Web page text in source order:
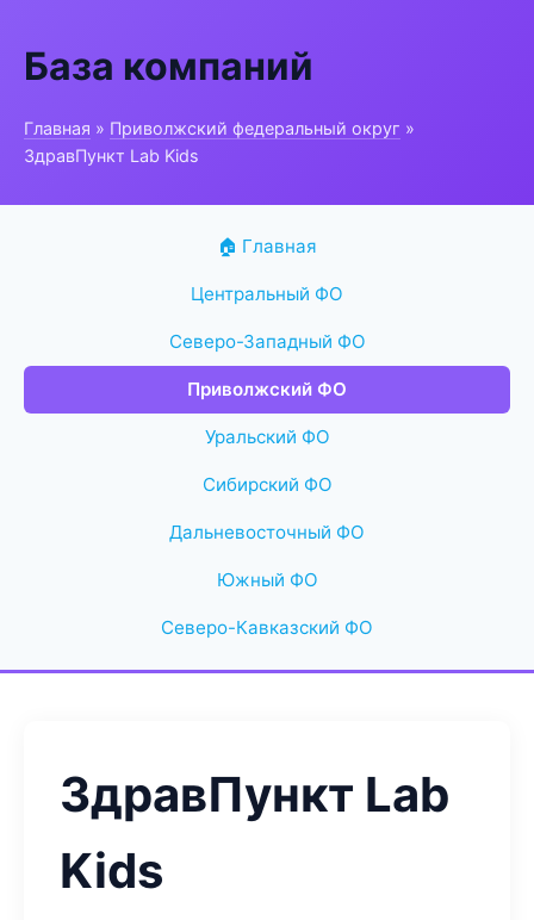
База компаний
Главная » Приволжский федеральный округ »
ЗдравПункт Lab Kids
🏠 Главная
Центральный ФО
Северо-Западный ФО
Приволжский ФО
Уральский ФО
Сибирский ФО
Дальневосточный ФО
Южный ФО
Северо-Кавказский ФО
ЗдравПункт Lab
Kids